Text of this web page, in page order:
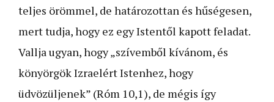
teljes örömmel, de határozottan és hűségesen,
mert tudja, hogy ez egy Istentől kapott feladat.
Vallja ugyan, hogy „szívemből kívánom, és
könyörgök Izraelért Istenhez, hogy
üdvözüljenek” (Róm 10,1), de mégis így